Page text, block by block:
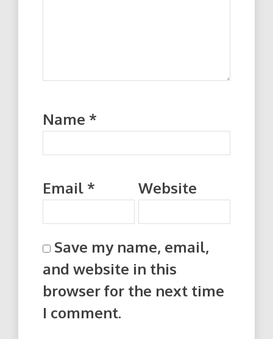
Name *
Email * Website
Save my name, email,
and website in this
browser for the next time
I comment.